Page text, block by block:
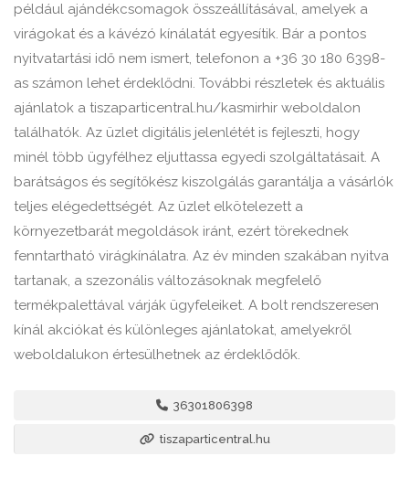
például ajándékcsomagok összeállításával, amelyek a
virágokat és a kávézó kínálatát egyesítik. Bár a pontos
nyitvatartási idő nem ismert, telefonon a +36 30 180 6398-
as számon lehet érdeklődni. További részletek és aktuális
ajánlatok a tiszaparticentral.hu/kasmirhir weboldalon
találhatók. Az üzlet digitális jelenlétét is fejleszti, hogy
minél több ügyfélhez eljuttassa egyedi szolgáltatásait. A
barátságos és segítőkész kiszolgálás garantálja a vásárlók
teljes elégedettségét. Az üzlet elkötelezett a
környezetbarát megoldások iránt, ezért törekednek
fenntartható virágkínálatra. Az év minden szakában nyitva
tartanak, a szezonális változásoknak megfelelő
termékpalettával várják ügyfeleiket. A bolt rendszeresen
kínál akciókat és különleges ajánlatokat, amelyekről
weboldalukon értesülhetnek az érdeklődők.
36301806398
tiszaparticentral.hu